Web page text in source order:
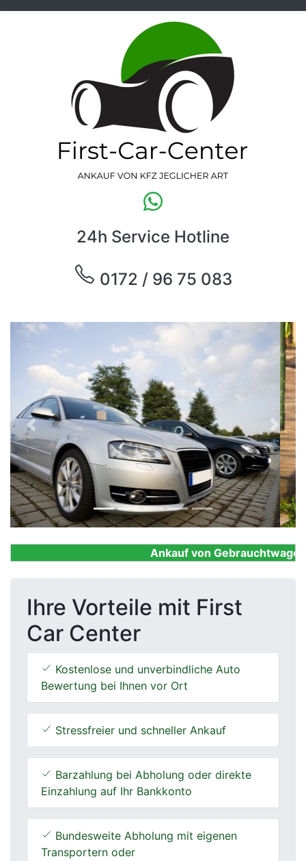
24h Service Hotline
0172 / 96 75 083
Previous Next
Ankauf von
Ihre Vorteile mit First
Car Center
Kostenlose und unverbindliche Auto
Bewertung bei Ihnen vor Ort
Stressfreier und schneller Ankauf
Barzahlung bei Abholung oder direkte
Einzahlung auf Ihr Bankkonto
Bundesweite Abholung mit eigenen
Transportern oder